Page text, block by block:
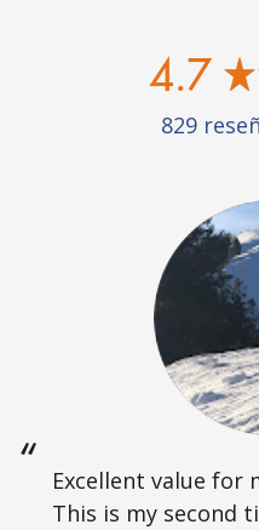
4.7
829
Excellent value for
This is my second